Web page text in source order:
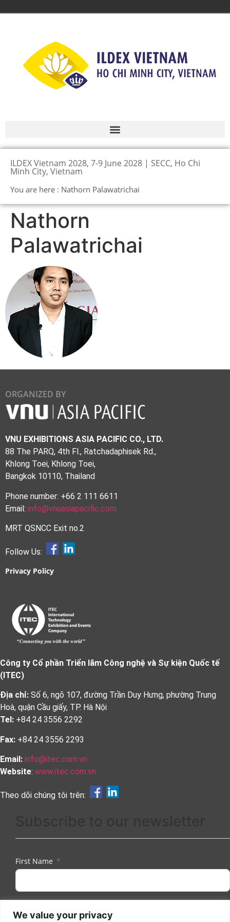
We value your privacy
ILDEX Vietnam 2028, 7-9 June 2028 | SECC, Ho Chi
Minh City, Vietnam
You are here : Nathorn Palawatrichai
Nathorn
Palawatrichai
ORGANIZED BY
VNU EXHIBITIONS ASIA PACIFIC CO., LTD.
88 The PARQ, 4th Fl., Ratchadaphisek Rd.,
Khlong Toei, Khlong Toei,
Bangkok 10110, Thailand
Phone number: +66 2 111 6611
Email: info@vnuasiapacific.com
MRT QSNCC Exit no.2
Follow Us:
Privacy Policy
Công ty Cổ phần Triển lãm Công nghệ và Sự kiện Quốc tế
(ITEC)
Địa chỉ: Số 6, ngõ 107, đường Trần Duy Hưng, phường Trung
Hoà, quận Cầu giấy, TP. Hà Nội
Tel: +84 24 3556 2292
Fax: +84 24 3556 2293
Email: info@itec.com.vn
Website: www.itec.com.vn
Theo dõi chúng tôi trên:
First Name